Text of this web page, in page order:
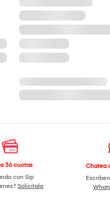
36 cuotas
con Sip
Solicítala
Chatea